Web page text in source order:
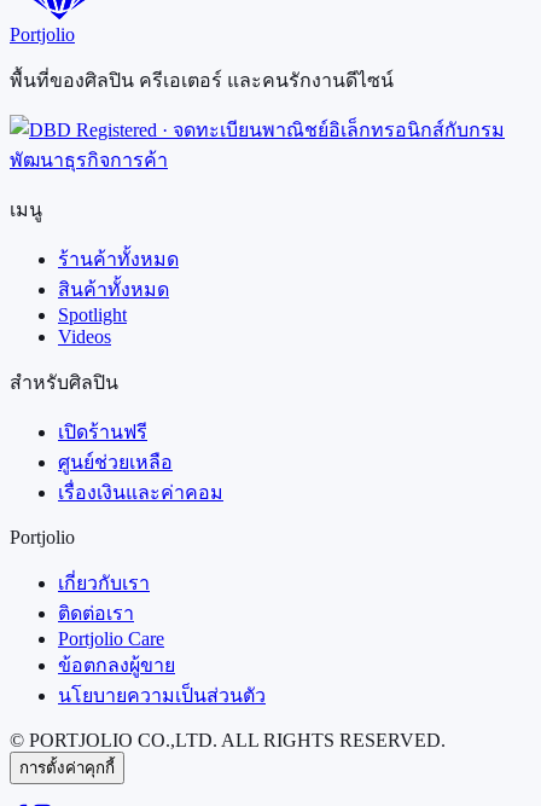
Portjolio
พื้นที่ของศิลปิน ครีเอเตอร์ และคนรักงานดีไซน์
เมนู
ร้านค้าทั้งหมด
สินค้าทั้งหมด
Spotlight
Videos
สำหรับศิลปิน
เปิดร้านฟรี
ศูนย์ช่วยเหลือ
เรื่องเงินและค่าคอม
Portjolio
เกี่ยวกับเรา
ติดต่อเรา
Portjolio Care
ข้อตกลงผู้ขาย
นโยบายความเป็นส่วนตัว
© PORTJOLIO CO.,LTD. ALL RIGHTS RESERVED.
การตั้งค่าคุกกี้